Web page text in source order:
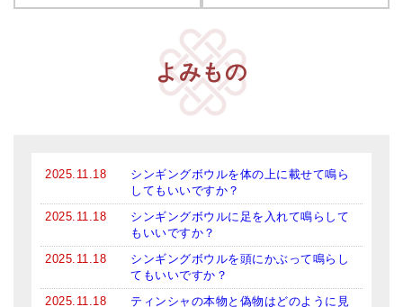
お得なアマナマナ・セット
特大シンギングボウル・特殊柄
アマナマナのティンシャ
プレミアム・ティンシャ（L・M）
ベーシック・ティンシャ（4種）
よみもの
2025.11.18
シンギングボウルを体の上に載せて鳴ら
してもいいですか？
2025.11.18
シンギングボウルに足を入れて鳴らして
もいいですか？
2025.11.18
シンギングボウルを頭にかぶって鳴らし
てもいいですか？
2025.11.18
ティンシャの本物と偽物はどのように見